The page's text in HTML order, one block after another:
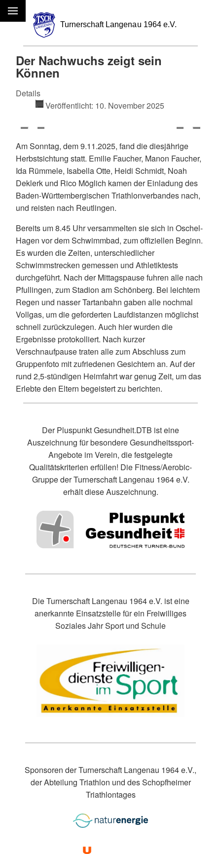
Menü
Der Nachwuchs zeigt sein
Können
Details
Veröffentlicht: 10. November 2025
Am Sonntag, dem 9.11.2025, fand die diesjährige
Herbstsichtung statt. Emilie Faucher, Manon Faucher,
Ida Rümmele, Isabella Otte, Heidi Schmidt, Noah
Deklerk und Rico Möglich kamen der Einladung des
Baden-Württembergischen Triathlonverbandes nach,
und reisten nach Reutlingen.
Bereits um 8.45 Uhr versammelten sie sich in Oschel-
Hagen vor dem Schwimmbad, zum offiziellen Beginn.
Es wurden die Zeiten, unterschiedlicher
Schwimmstrecken gemessen und Athletiktests
durchgeführt. Nach der Mittagspause fuhren alle nach
Pfullingen, zum Stadion am Schönberg. Bei leichtem
Regen und nasser Tartanbahn gaben alle nochmal
Vollgas, um die geforderten Laufdistanzen möglichst
schnell zurückzulegen. Auch hier wurden die
Ergebnisse protokolliert. Nach kurzer
Verschnaufpause traten alle zum Abschluss zum
Gruppenfoto mit zufriedenen Gesichtern an. Auf der
rund 2,5-stündigen Heimfahrt war genug Zeit, um das
Erlebte den Eltern begeistert zu berichten.
Der Pluspunkt Gesundheit.DTB ist eine
Auszeichnung für besondere Gesundheitssport-
Angebote im Verein, die festgelegte
Qualitätskriterien erfüllen! Die Fitness/Aerobic-
Gruppe der Turnerschaft Langenau 1964 e.V.
erhält diese Auszeichnung.
Die Turnerschaft Langenau 1964 e.V. ist eine
anerkannte Einsatzstelle für ein Freiwilliges
Soziales Jahr Sport und Schule
Sponsoren der Turnerschaft Langenau 1964 e.V.,
der Abteilung Triathlon und des Schopfheimer
Triathlontages